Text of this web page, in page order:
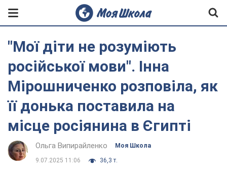
"Мої діти не розуміють
російської мови". Інна
Мірошниченко розповіла, як
її донька поставила на
місце росіянина в Єгипті
Ольга Випирайленко Моя Школа
9.07.2025 11:06 36,3 т.